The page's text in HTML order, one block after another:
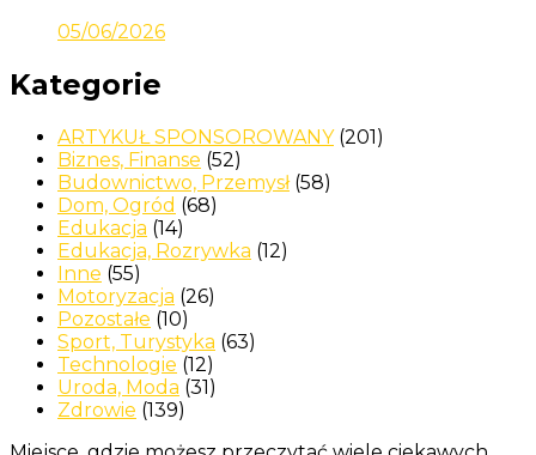
05/06/2026
Kategorie
ARTYKUŁ SPONSOROWANY(201)
Biznes, Finanse (52)
Budownictwo, Przemysł(58)
Dom, Ogród (68)
Edukacja (14)
Edukacja, Rozrywka (12)
Inne (55)
Motoryzacja (26)
Pozostałe (10)
Sport, Turystyka (63)
Technologie (12)
Uroda, Moda (31)
Zdrowie (139)